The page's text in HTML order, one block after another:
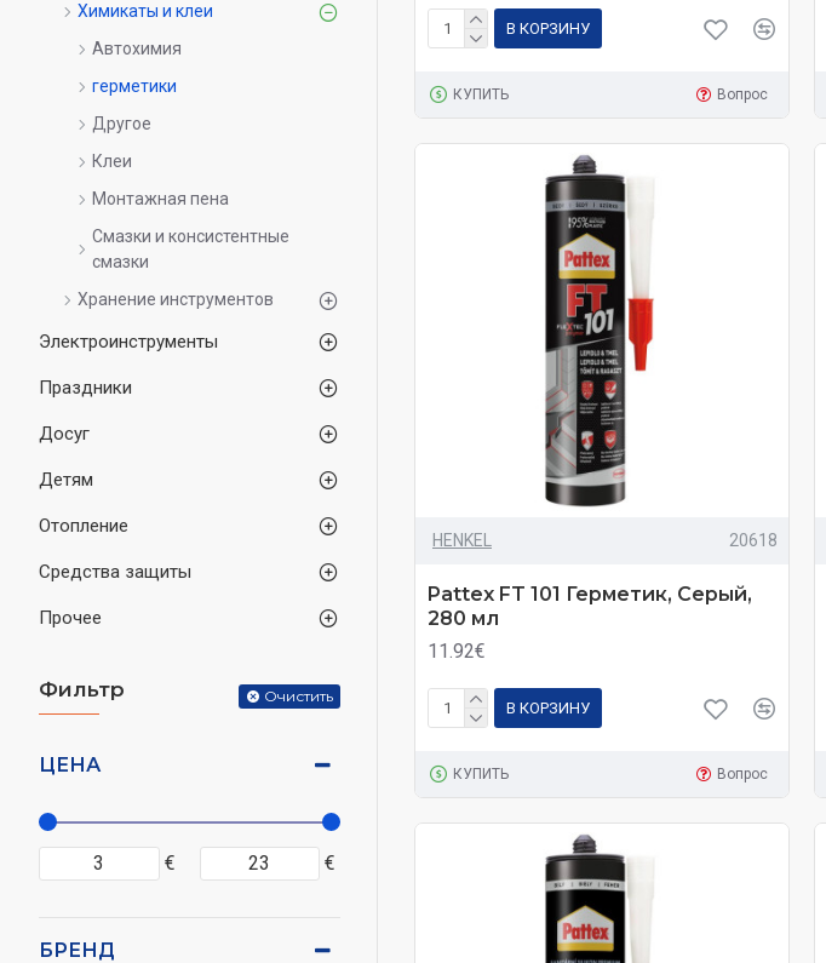
Химикаты и клеи
Автохимия
герметики
Другое
Клеи
Монтажная пена
Смазки и консистентные
смазки
Хранение инструментов
Электроинструменты
Праздники
Досуг
Детям
Отопление
Средства защиты
Прочее
Фильтр Очистить
ЦЕНА
€ €
БРЕНД
В КОРЗИНУ
КУПИТЬ Вопрос
HENKEL 20618
Pattex FT 101 Герметик, Серый,
280 мл
11.92€
В КОРЗИНУ
КУПИТЬ Вопрос